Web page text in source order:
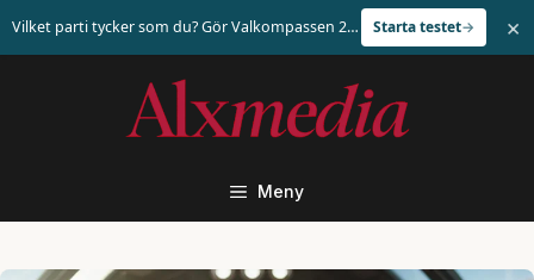
Meny
Vilket parti tycker som du? Gör Valkompassen 2026 Starta testet ×